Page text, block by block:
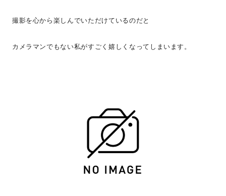
撮影を心から楽しんでいただけているのだと
カメラマンでもない私がすごく嬉しくなってしまいます。